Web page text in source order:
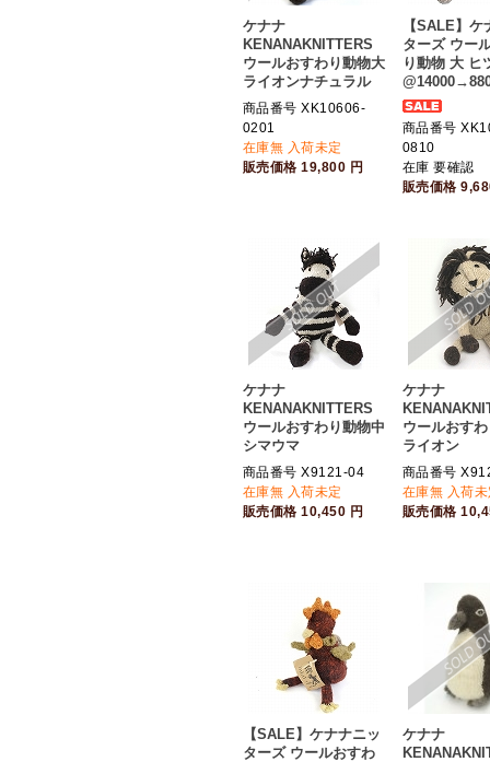
ケナナ
KENANAKNITTERS
ウールおすわり動物大
ライオンナチュラル
商品番号 XK10606-
0201
在庫無 入荷未定
販売価格19,800 円
【SALE】ケ
ターズ ウー
り動物 大 ヒ
商品番号
0810
在庫 要確認
販売価格
ケナナ
KENANAKNITTERS
ウールおすわり動物中
シマウマ
商品番号 X9121-04
在庫無 入荷未定
販売価格10,450 円
ケナナ
ウールおす
ライオン
商品番号
在庫無 入荷
販売価格
【SALE】ケナナニッ
ターズ ウールおすわ
ケナナ